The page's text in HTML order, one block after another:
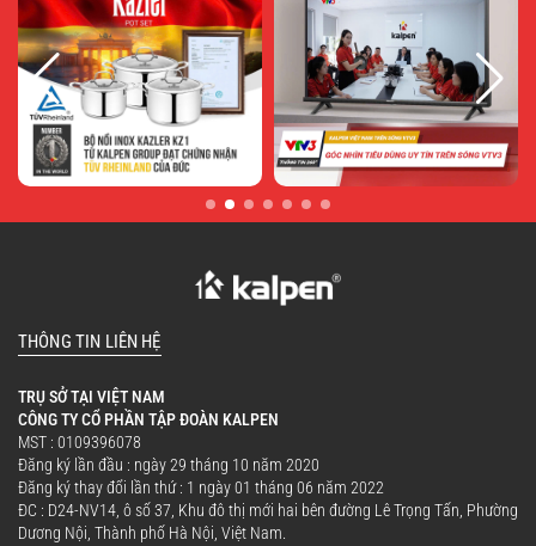
THÔNG TIN LIÊN HỆ
TRỤ SỞ TẠI VIỆT NAM
CÔNG TY CỔ PHẦN TẬP ĐOÀN KALPEN
MST : 0109396078
Đăng ký lần đầu : ngày 29 tháng 10 năm 2020
Đăng ký thay đổi lần thứ : 1 ngày 01 tháng 06 năm 2022
ĐC : D24-NV14, ô số 37, Khu đô thị mới hai bên đường Lê Trọng Tấn, Phường
Dương Nội, Thành phố Hà Nội, Việt Nam.